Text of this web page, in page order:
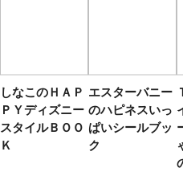
しなこのＨＡＰ
ＰＹディズニー
スタイルＢＯＯ
Ｋ
エスターバニー
のハピネスいっ
ぱいシールブッ
ク